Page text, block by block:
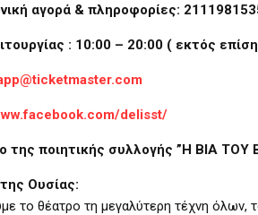
αγορά & πληροφορίες:
: 10:00 – 20:00 ( εκτός
delisst/
της ποιητικής συλλογής ”Η ΒΙΑ
Ουσίας:
το θέατρο τη μεγαλύτερη τέχνη όλων,